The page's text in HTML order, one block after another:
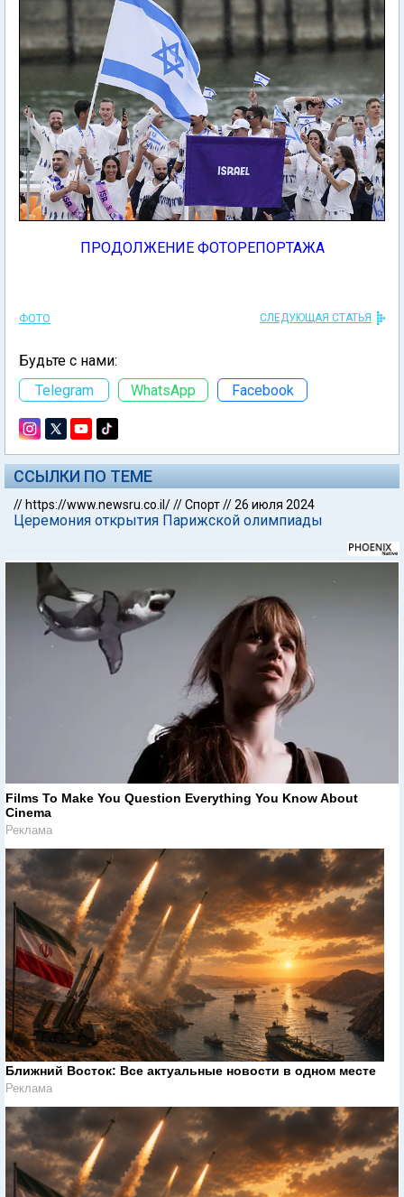
ПРОДОЛЖЕНИЕ ФОТОРЕПОРТАЖА
ФОТО СЛЕДУЮЩАЯ СТАТЬЯ
Будьте с нами:
Telegram
WhatsApp Facebook
ССЫЛКИ ПО ТЕМЕ
// https://www.newsru.co.il///Спорт//26 июля 2024
Церемония открытия Парижской олимпиады
Films To Make You Question Everything You Know About
Cinema
Реклама
Ближний Восток: Все актуальные новости в одном месте
Реклама